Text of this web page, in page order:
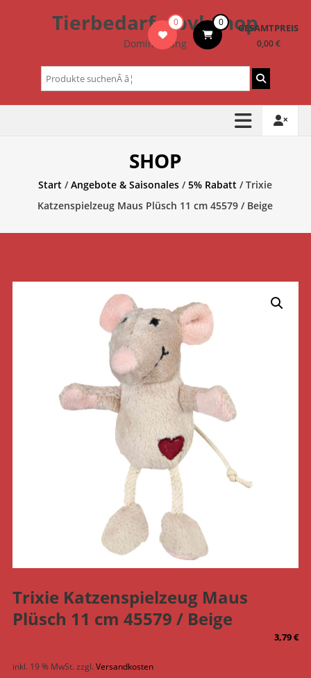
Tierbedarf – bvl-Shop
Dominik Lang
0 0 GESAMTPREIS
0,00 €
Suchen
nach:
SHOP
Start /Angebote & Saisonales /5% Rabatt / Trixie
Katzenspielzeug Maus Plüsch 11 cm 45579 / Beige
Trixie Katzenspielzeug Maus
Plüsch 11 cm 45579 / Beige
3,79€
inkl. 19 % MwSt. zzgl. Versandkosten